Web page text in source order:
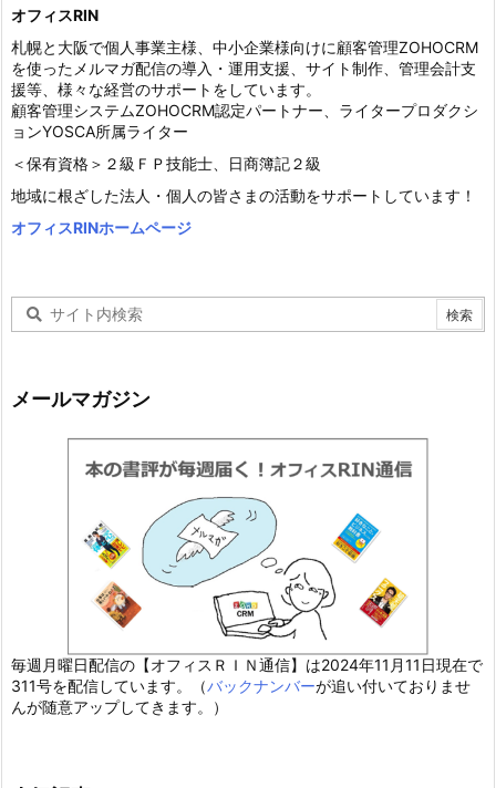
オフィスRIN
札幌と大阪で個人事業主様、中小企業様向けに顧客管理ZOHOCRM
を使ったメルマガ配信の導入・運用支援、サイト制作、管理会計支
援等、様々な経営のサポートをしています。
顧客管理システムZOHOCRM認定パートナー、ライタープロダクシ
ョンYOSCA所属ライター
＜保有資格＞２級ＦＰ技能士、日商簿記２級
地域に根ざした法人・個人の皆さまの活動をサポートしています！
オフィスRINホームページ
メールマガジン
毎週月曜日配信の【オフィスＲＩＮ通信】は2024年11月11日現在で
311号を配信しています。（バックナンバーが追い付いておりませ
んが随意アップしてきます。）